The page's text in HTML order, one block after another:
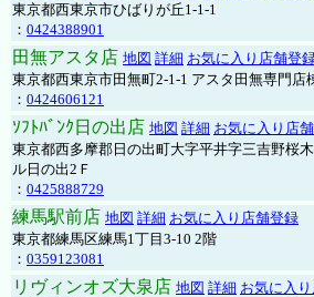
東京都西東京市ひばりが丘1-1-1
： 0424388901
田無アスタ店 地図 詳細 お気に入り店舗登
東京都西東京市田無町2-1-1 アスタ田無専門店
： 0424606121
ｿﾌﾄﾊﾞﾝｸ日の出店 地図 詳細 お気に入り店
東京都西多摩郡日の出町大字平井字三吉野桜
ル日の出2Ｆ
： 0425888729
練馬駅前店 地図 詳細 お気に入り店舗登録
東京都練馬区練馬1丁目3-10 2階
： 0359123081
リヴィンオズ大泉店 地図 詳細 お気に入